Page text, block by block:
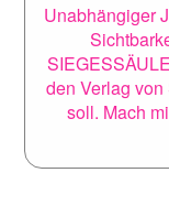
Unabhängiger
den Verlag
soll. Mach